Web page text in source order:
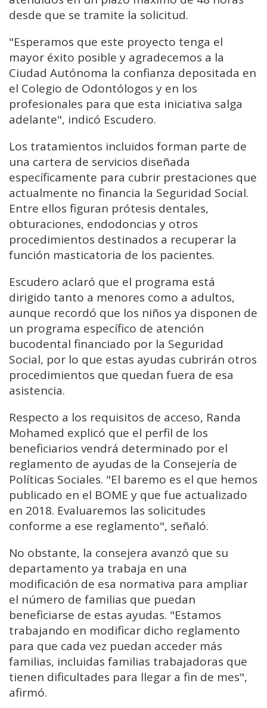
desde que se tramite la solicitud.
"Esperamos que este proyecto tenga el
mayor éxito posible y agradecemos a la
Ciudad Autónoma la confianza depositada en
el Colegio de Odontólogos y en los
profesionales para que esta iniciativa salga
adelante", indicó Escudero.
Los tratamientos incluidos forman parte de
una cartera de servicios diseñada
específicamente para cubrir prestaciones que
actualmente no financia la Seguridad Social.
Entre ellos figuran prótesis dentales,
obturaciones, endodoncias y otros
procedimientos destinados a recuperar la
función masticatoria de los pacientes.
Escudero aclaró que el programa está
dirigido tanto a menores como a adultos,
aunque recordó que los niños ya disponen de
un programa específico de atención
bucodental financiado por la Seguridad
Social, por lo que estas ayudas cubrirán otros
procedimientos que quedan fuera de esa
asistencia.
Respecto a los requisitos de acceso, Randa
Mohamed explicó que el perfil de los
beneficiarios vendrá determinado por el
reglamento de ayudas de la Consejería de
Políticas Sociales. "El baremo es el que hemos
publicado en el BOME y que fue actualizado
en 2018. Evaluaremos las solicitudes
conforme a ese reglamento", señaló.
No obstante, la consejera avanzó que su
departamento ya trabaja en una
modificación de esa normativa para ampliar
el número de familias que puedan
beneficiarse de estas ayudas. "Estamos
trabajando en modificar dicho reglamento
para que cada vez puedan acceder más
familias, incluidas familias trabajadoras que
tienen dificultades para llegar a fin de mes",
afirmó.